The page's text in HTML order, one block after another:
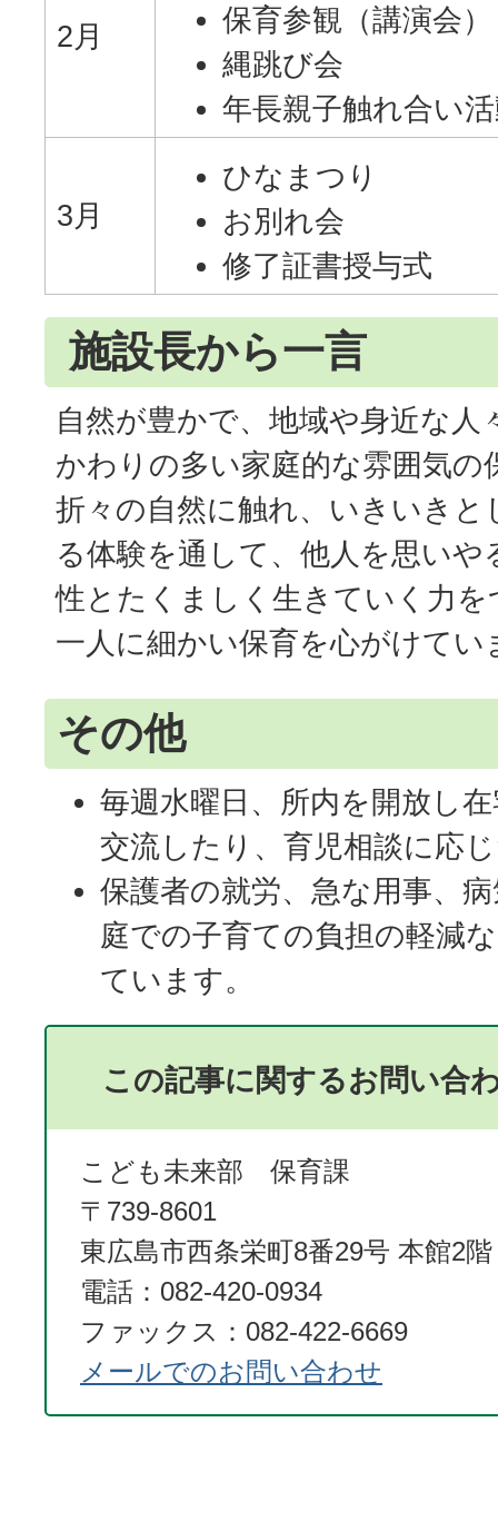
2月
保育参観（講演会）
縄跳び会
年長親子触れ合い
3月
ひなまつり
お別れ会
修了証書授与式
施設長から一言
自然が豊かで、地域や身近な人
かわりの多い家庭的な雰囲気の
折々の自然に触れ、いきいきと
る体験を通して、他人を思いや
性とたくましく生きていく力
一人に細かい保育を心がけてい
その他
毎週水曜日、所内を開放し
交流したり、育児相談に応
保護者の就労、急な用事、
庭での子育ての負担の軽減
ています。
この記事に関するお問い合
こども未来部 保育課
〒739-8601
東広島市西条栄町8番29号 本館2階
電話：082-420-0934
ファックス：082-422-6669
メールでのお問い合わせ